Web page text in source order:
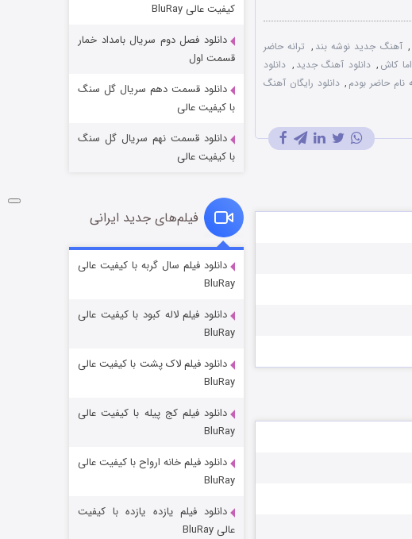
, آهنگ جدید نوشه بند , ترانه حاضر
کاش , دانلود آهنگ جدید , دانلود
نام حاضر بودم , دانلود رایگان آهنگ
مردگان متحرک: شهر مرده ۳
قسمت ۲ (زیرنویس) منتشر شد
شکست استوارت در نجات جهان
قسمت
شوگر فصل ۲
کیفیت عالی BluRay
دانلود فصل دوم سریال بامداد خمار
قسمت اول
دانلود قسمت دهم سریال گل سنگ
با کیفیت عالی
دانلود قسمت نهم سریال گل سنگ
با کیفیت عالی
فیلم‌های جدید ایرانی
دانلود فیلم سال گربه با کیفیت عالی
BluRay
دانلود فیلم لاله کبود با کیفیت عالی
BluRay
دانلود فیلم لاک پشت با کیفیت عالی
BluRay
دانلود فیلم کج‌ پیله با کیفیت عالی
BluRay
دانلود فیلم خانه ارواح با کیفیت عالی
BluRay
دانلود فیلم یازده یازده با کیفیت
عالی BluRay